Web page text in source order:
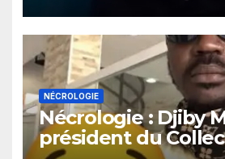
NÉCROLOGIE
Nécrologie : Djiby
président du